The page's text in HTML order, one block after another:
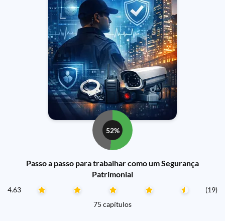
52%
Passo a passo para trabalhar como um Segurança
Patrimonial
4.63
(19)
75 capítulos